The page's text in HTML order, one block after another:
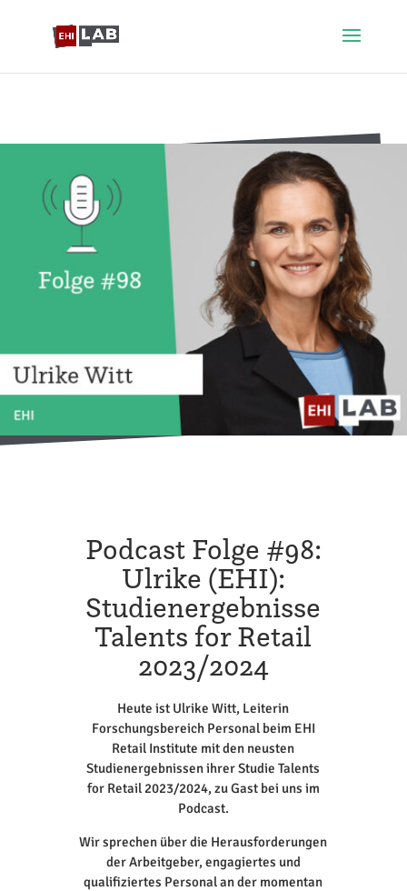
Podcast Folge #98:
Ulrike (EHI):
Studienergebnisse
Talents for Retail
2023/2024
Heute ist Ulrike Witt, Leiterin
Forschungsbereich Personal beim EHI
Retail Institute mit den neusten
Studienergebnissen ihrer Studie Talents
for Retail 2023/2024, zu Gast bei uns im
Podcast.
Wir sprechen über die Herausforderungen
der Arbeitgeber, engagiertes und
qualifiziertes Personal an der momentan